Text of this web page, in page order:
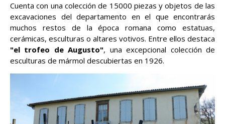
Cuenta con una colección de 15000 piezas y objetos de las
excavaciones del departamento en el que encontrarás
muchos restos de la época romana como estatuas,
cerámicas, esculturas o altares votivos. Entre ellos destaca
"el trofeo de Augusto", una excepcional colección de
esculturas de mármol descubiertas en 1926.